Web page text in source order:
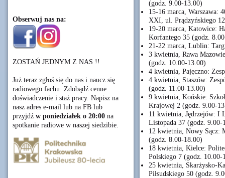
Obserwuj nas na:
ZOSTAŃ JEDNYM Z NAS !!
Już teraz zgłoś się do nas i naucz się
radiowego fachu. Zdobądź cenne
doświadczenie i staż pracy. Napisz na
nasz adres e-mail lub na FB lub
przyjdź w poniedziałek o 20:00 na
spotkanie radiowe w naszej siedzibie.
(godz. 9.00-13.00)
15-16 marca, Warszawa:
XXI, ul. Prądzyńskiego
19-20 marca, Katowice:
Korfantego 35 (godz.
21-22 marca, Lublin:
3 kwietnia, Rawa
(godz. 10.00-13.00)
4 kwietnia, Pajęczno:
4 kwietnia, Staszów:
(godz. 11.00-13.00)
9 kwietnia, Końskie:
Krajowej 2 (godz. 9.00-
11 kwietnia, Jędrzejów: I
Listopada 37 (godz. 9.00-
12 kwietnia, Nowy Sącz:
(godz. 8.00-18.00)
18 kwietnia, Kielce:
Polskiego 7 (godz. 10.00-
25 kwietnia, Skarżysko-
Piłsudskiego 50 (godz.